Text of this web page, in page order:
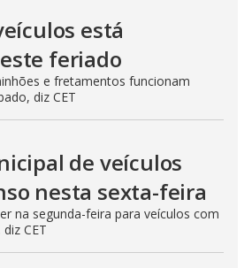
está
feriado
e fretamentos funcionam
diz CET
de veículos
nesta sexta-feira
na segunda-feira para veículos com
CET